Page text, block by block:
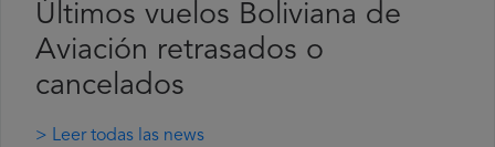
Últimos vuelos Boliviana de
Aviación retrasados o
cancelados
> Leer todas las news